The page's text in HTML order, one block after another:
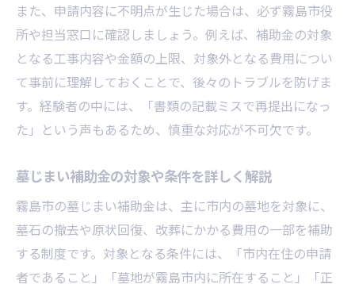
また、申請内容に不明点が生じた場合は、必ず霧島市役
所や担当窓口に確認しましょう。例えば、補助金の対象
となる工事内容や金額の上限、対象外となる費用につい
て事前に理解しておくことで、後々のトラブルを防げま
す。経験者の中には、「書類の記載ミスで再提出になっ
た」という声もあるため、慎重な対応が不可欠です。
墓じまい補助金の対象や条件を詳しく解説
霧島市の墓じまい補助金は、主に市内の墓地を対象に、
墓石の撤去や原状回復、改葬にかかる費用の一部を補助
する制度です。対象となる条件には、「市内在住の申請
者であること」「墓地が霧島市内に所在すること」「正